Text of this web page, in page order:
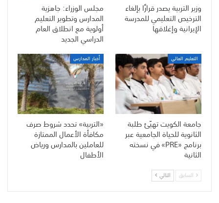
وزير التربية يصدر قرارًا بإلغاء
الترخيص التعليمي للمدرسة
الإيرانية وإغلاقها
مجلس الوزراء: جاهزية
المدارس وتطوير التعليم
أولوية مع انطلاق العام
الدراسي الجديد
التعليم العالي
جامعة الكويت تهيّئ طلبة
الثانوية للحياة الجامعية عبر
برنامج «PRE» في نسخته
الثانية
أخبار المدارس
«التربية» تحدد شروط صرف
مكافأة الأعمال الممتازة
للعاملين بالمدارس ورياض
الأطفال
السابق التالي